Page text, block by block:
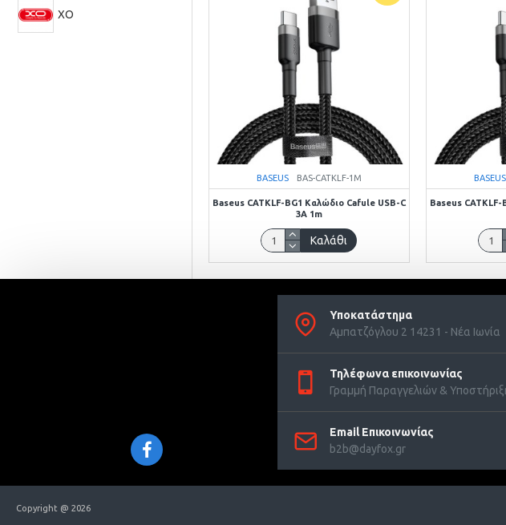
XO
BASEUS BAS-CATKLF-1M
Baseus CATKLF-BG1 Καλώδιο Cafule USB-C
3A 1m
Καλάθι
BASEUS
Baseus
Υποκατάστημα
Αμπατζόγλου 2 14231 - Νέα Ιωνία
Τηλέφωνα επικοινωνίας
Γραμμή Παραγγελιών &
Email Επικοινωνίας
b2b@dayfox.gr
Copyright @ 2026